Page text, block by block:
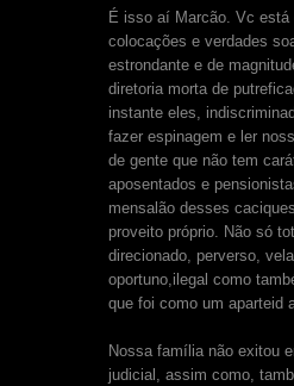
É isso aí Marcão. Vc está
colocações e verdades
estrondante e de
diretoria morta de
instante eles,
fazer espinagem e ler
de gente que não tem
aposentados e
mensalão desses
proveito próprio. Não só
direcionado, perverso,
oportuno,ilegal como
que foi como um aparteid
Nossa família não exitou
judicial, assim como,